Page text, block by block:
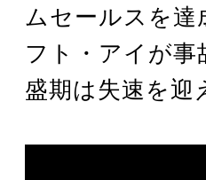
ムセールスを達
フト・アイが事
盛期は失速を迎